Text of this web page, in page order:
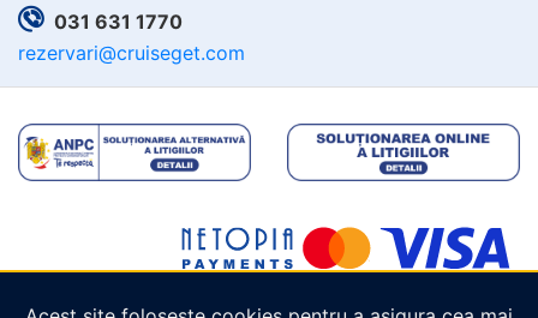
031 631 1770
rezervari@cruiseget.com